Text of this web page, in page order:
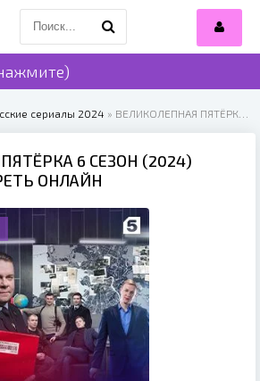
сериалы 2024 » ВЕЛИКОЛЕПНАЯ ПЯТЁРКА 6 СЕЗОН (2024)
6 СЕЗОН (2024)
ОНЛАЙН